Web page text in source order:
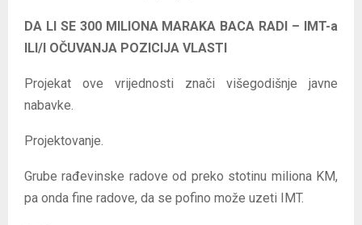
DA LI SE 300 MILIONA MARAKA BACA RADI – IMT-a
ILI/I OČUVANJA POZICIJA VLASTI
Projekat ove vrijednosti znači višegodišnje javne
nabavke.
Projektovanje.
Grube rađevinske radove od preko stotinu miliona KM,
pa onda fine radove, da se pofino može uzeti IMT.